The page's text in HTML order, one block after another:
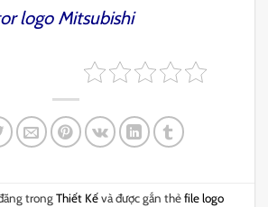
logo Mitsubishi
trongThiết Kếvà được gắn thẻfile logo